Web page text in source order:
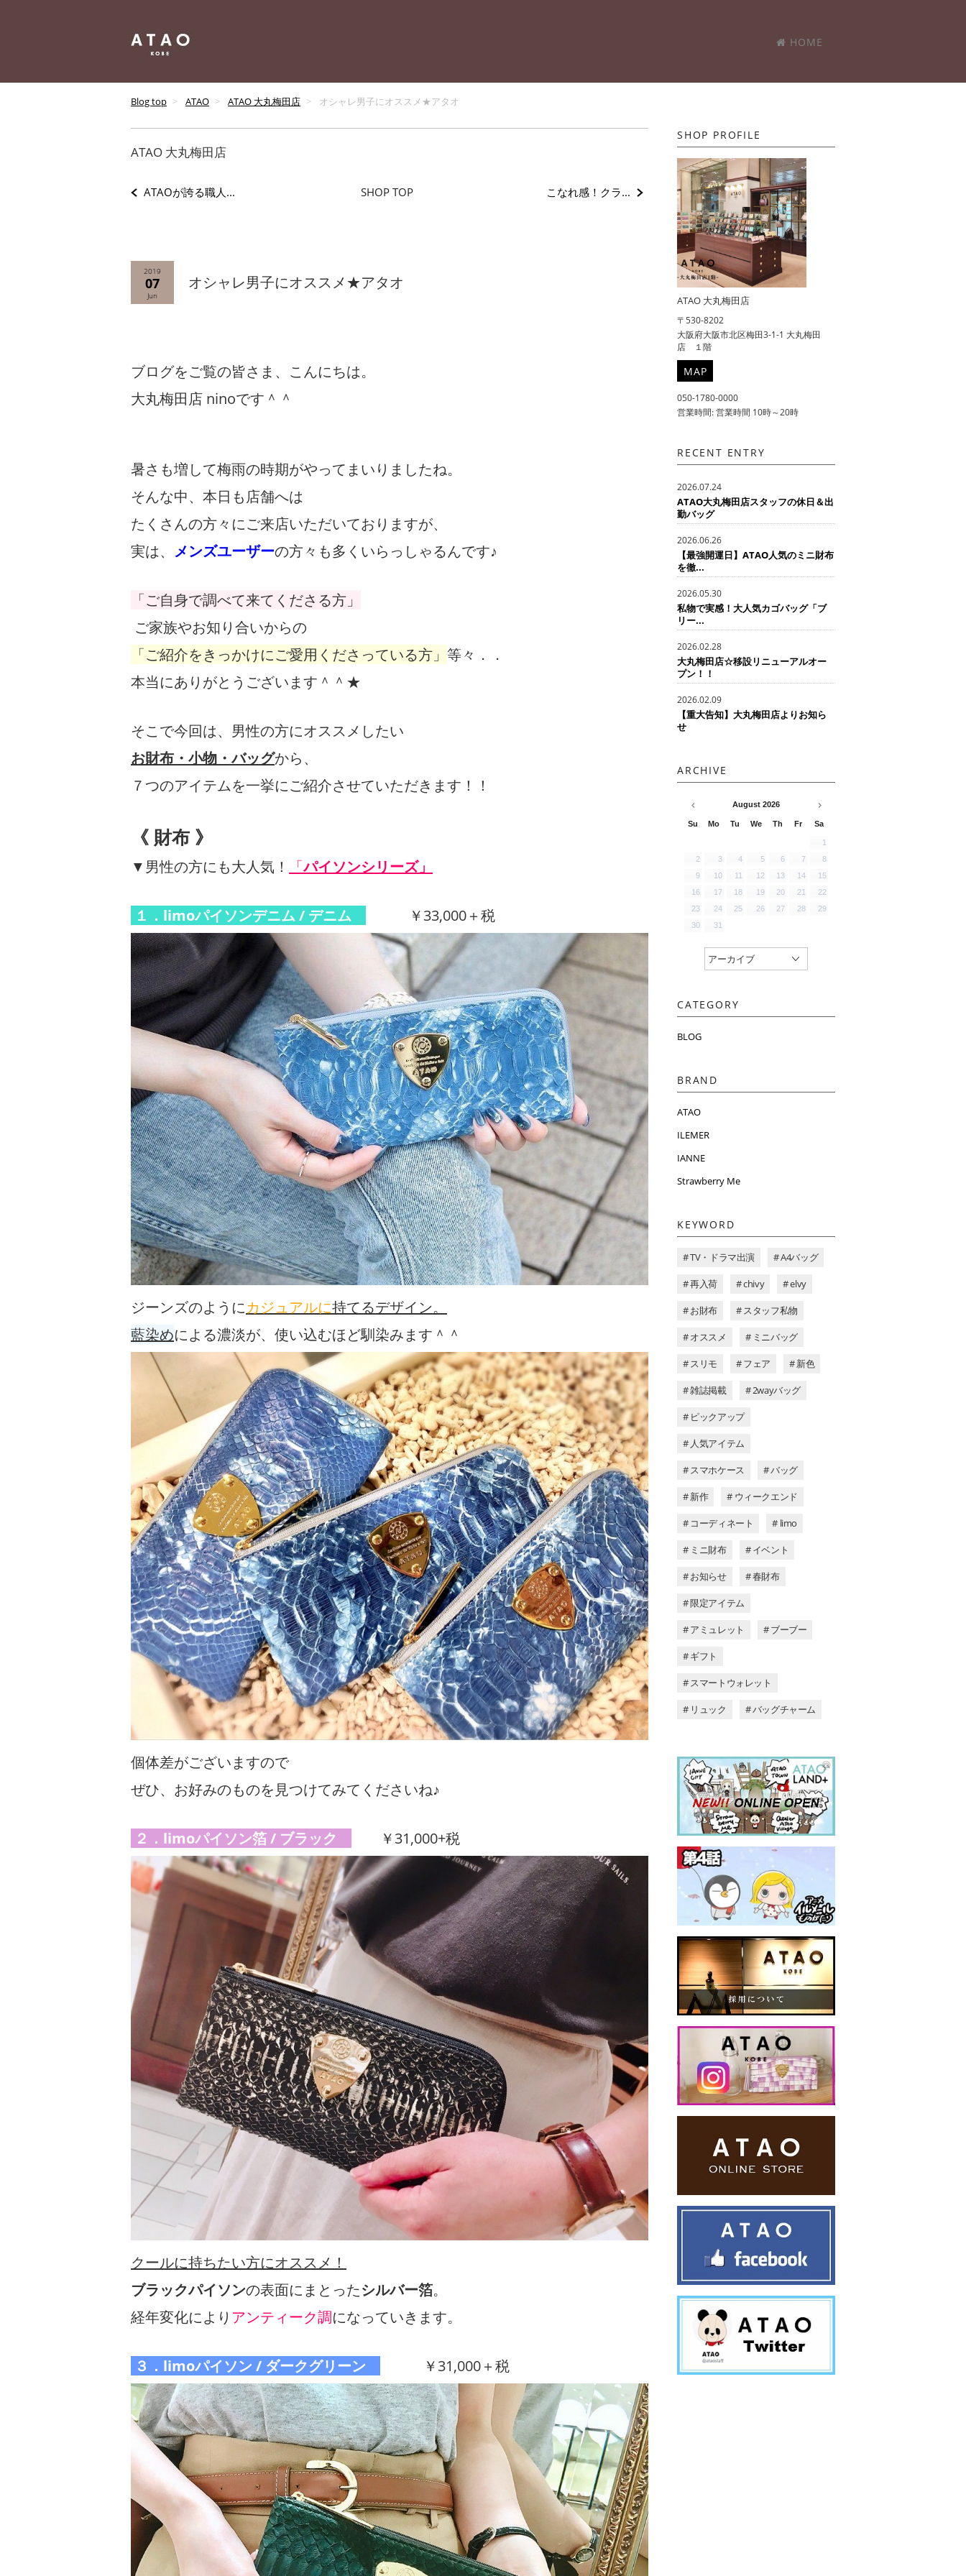
HOME
Blog top ATAO ATAO 大丸梅田店 オシャレ男子にオススメ★アタオ
ATAO 大丸梅田店
ATAOが誇る職人... SHOP TOP こなれ感！クラ...
2019
07
Jun
オシャレ男子にオススメ★アタオ
ブログをご覧の皆さま、こんにちは。
大丸梅田店 ninoです＾＾
暑さも増して梅雨の時期がやってまいりましたね。
そんな中、本日も店舗へは
たくさんの方々にご来店いただいておりますが、
実は、 メンズユーザーの方々も多くいらっしゃるんです♪
「ご自身で調べて来てくださる方」
ご家族やお知り合いからの
「ご紹介をきっかけにご愛用くださっている方」 等々．．
本当にありがとうございます＾＾★
そこで今回は、男性の方にオススメしたい
お財布・小物・バッグから、
７つのアイテムを一挙にご紹介させていただきます！！
《 財布 》
▼男性の方にも大人気！ 「パイソンシリーズ」
１．limoパイソンデニム / デニム ￥33,000＋税
ジーンズのようにカジュアルに持てるデザイン。
藍染めによる濃淡が、使い込むほど馴染みます＾＾
個体差がございますので
ぜひ、お好みのものを見つけてみてくださいね♪
２．limoパイソン箔 / ブラック ￥31,000+税
クールに持ちたい方にオススメ！
ブラックパイソンの表面にまとったシルバー箔。
経年変化により アンティーク調になっていきます。
３．limoパイソン / ダークグリーン ￥31,000＋税
SHOP PROFILE
ATAO 大丸梅田店
〒530-8202
大阪府大阪市北区梅田3-1-1 大丸梅田
店 １階
MAP
050-1780-0000
営業時間: 営業時間 10時～20時
RECENT ENTRY
2026.07.24
ATAO大丸梅田店スタッフの休日＆出
勤バッグ
2026.06.26
【最強開運日】ATAO人気のミニ財布
を徹...
2026.05.30
私物で実感！大人気カゴバッグ「ブ
リー...
2026.02.28
大丸梅田店☆移設リニューアルオー
プン！！
2026.02.09
【重大告知】大丸梅田店よりお知ら
せ
ARCHIVE
August 2026
Su Mo Tu We Th Fr Sa
1
2
3 4 5 6 7
8
9
10 11 12 13 14
15
16
17 18 19 20 21
22
23
24 25 26 27 28
29
30
31
アーカイブ
CATEGORY
BLOG
BRAND
ATAO
ILEMER
IANNE
Strawberry Me
KEYWORD
# TV・ドラマ出演 # A4バッグ
# 再入荷 # chivy # elvy
# お財布 # スタッフ私物
# オススメ # ミニバッグ
# スリモ # フェア # 新色
# 雑誌掲載 # 2wayバッグ
# ピックアップ
# 人気アイテム
# スマホケース # バッグ
# 新作 # ウィークエンド
# コーディネート # limo
# ミニ財布 # イベント
# お知らせ # 春財布
# 限定アイテム
# アミュレット # ブーブー
# ギフト
# スマートウォレット
# リュック # バッグチャーム